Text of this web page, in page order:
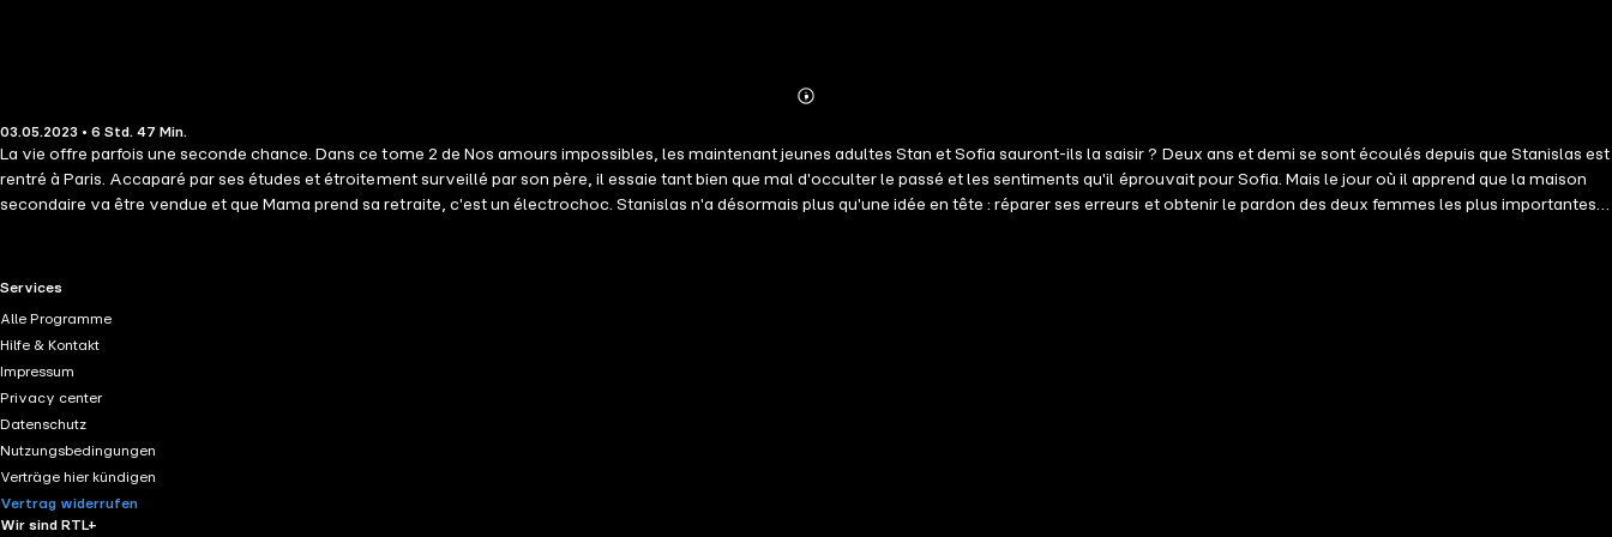
Mehr
03.05.2023 • 6 Std. 47 Min.
La vie offre parfois une seconde chance. Dans ce tome 2 de Nos amours impossibles, les maintenant jeunes adultes Stan et Sofia sauront-ils la saisir ? Deux ans et demi se sont écoulés depuis que Stanislas est
rentré à Paris. Accaparé par ses études et étroitement surveillé par son père, il essaie tant bien que mal d'occulter le passé et les sentiments qu'il éprouvait pour Sofia. Mais le jour où il apprend que la maison
secondaire va être vendue et que Mama prend sa retraite, c'est un électrochoc. Stanislas n'a désormais plus qu'une idée en tête : réparer ses erreurs et obtenir le pardon des deux femmes les plus importantes
RTL+ useful links.
Services
Alle Programme
Hilfe & Kontakt
Impressum
Privacy center
Datenschutz
Nutzungsbedingungen
Verträge hier kündigen
Vertrag widerrufen
Wir sind RTL+